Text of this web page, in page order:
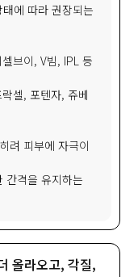
에 따라 권장되는
브이, V빔, IPL 등
셀, 포텐자, 쥬베
려 피부에 자극이
간격을 유지하는
올라오고, 각질,